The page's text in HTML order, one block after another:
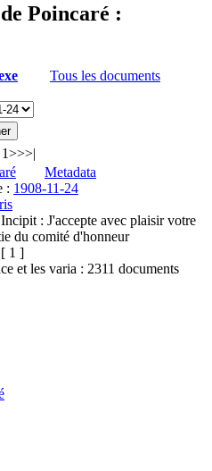
Poincaré :
Tous les documents
>>>|
Metadata
: 1908-11-24
Incipit : J'accepte avec plaisir votre
du comité d'honneur
[ 1 ]
et les varia : 2311 documents